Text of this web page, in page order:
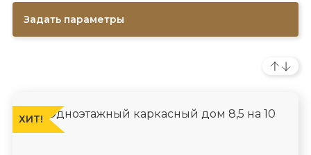
Задать параметры
ХИТ!